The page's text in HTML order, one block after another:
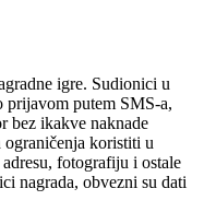
igre. Sudionici u
prijavom putem SMS-a,
bez ikakve naknade
koristiti u
fotografiju i ostale
nagrada, obvezni su dati